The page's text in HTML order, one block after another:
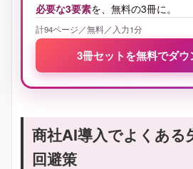
必要な3要素を、無料の3冊に。
計94ページ／無料／入力1分
3冊セットを無料でダウ
商社AI導入でよくある
回避策